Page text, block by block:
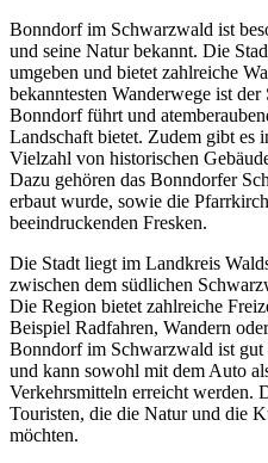
Bonndorf im Schwarzwald ist
und seine Natur bekannt. Die
umgeben und bietet zahlreiche
bekanntesten Wanderwege ist
Bonndorf führt und
Landschaft bietet. Zudem gibt
Vielzahl von historischen
Dazu gehören das Bonndorfer
erbaut wurde, sowie die
beeindruckenden Fresken.
Die Stadt liegt im Landkreis
zwischen dem südlichen
Die Region bietet zahlreiche
Beispiel Radfahren, Wandern
Bonndorf im Schwarzwald ist gut
und kann sowohl mit dem Auto
Verkehrsmitteln erreicht werden.
Touristen, die die Natur und die
möchten.